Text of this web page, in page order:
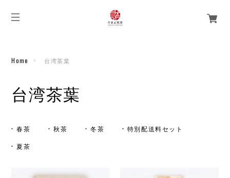
Home 台湾茶葉
台湾茶葉
春茶 秋茶 冬茶
特別配送料セット
夏茶